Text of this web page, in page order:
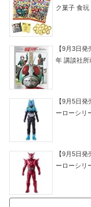
ク菓子 食玩
【9月3日
年 講談社所
【9月5日
ーローシリ
【9月5日
ーローシリ